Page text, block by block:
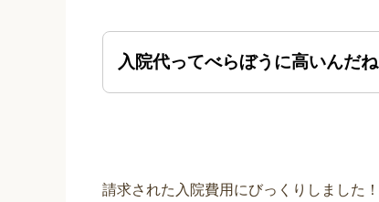
入院代ってべらぼうに高いんだね
請求された入院費用にびっくりしました！